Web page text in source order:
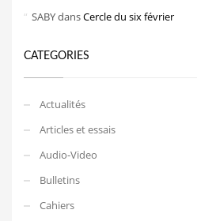
SABYdansCercle du six février
CATEGORIES
Actualités
Articles et essais
Audio-Video
Bulletins
Cahiers